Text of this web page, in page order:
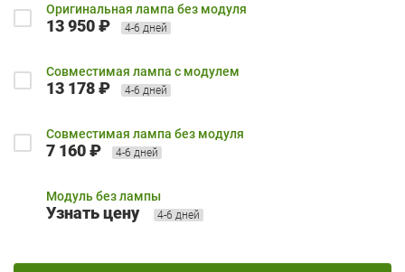
Оригинальная лампа без модуля
13 950 ₽ 4-6 дней
Совместимая лампа с модулем
13 178 ₽ 4-6 дней
Совместимая лампа без модуля
7 160 ₽ 4-6 дней
Модуль без лампы
Узнать цену 4-6 дней